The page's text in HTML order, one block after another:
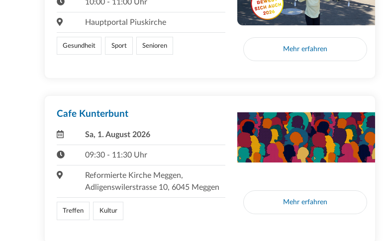
10:00 - 11:00 Uhr
Hauptportal Piuskirche
Gesundheit Sport Senioren Mehr erfahren
Cafe Kunterbunt
Sa, 1. August 2026
09:30 - 11:30 Uhr
Reformierte Kirche Meggen,
Adligenswilerstrasse 10, 6045 Meggen
Treffen Kultur
Mehr erfahren